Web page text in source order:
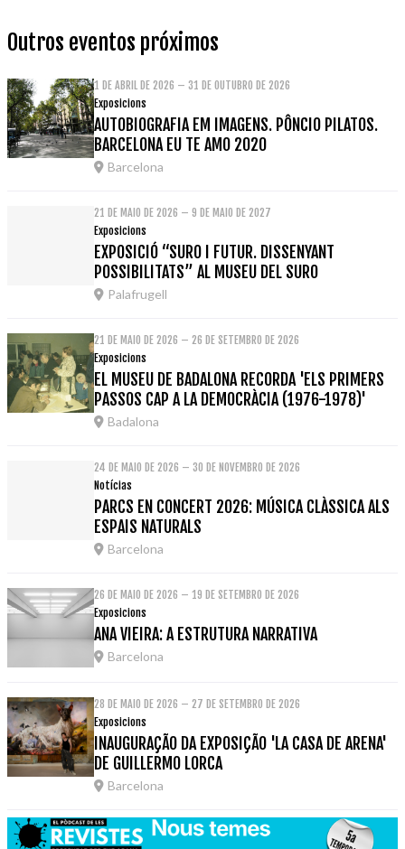
Outros eventos próximos
1 DE ABRIL DE 2026 – 31 DE OUTUBRO DE 2026
Exposicions
AUTOBIOGRAFIA EM IMAGENS. PÔNCIO PILATOS.
BARCELONA EU TE AMO 2020
Barcelona
21 DE MAIO DE 2026 – 9 DE MAIO DE 2027
Exposicions
EXPOSICIÓ “SURO I FUTUR. DISSENYANT
POSSIBILITATS” AL MUSEU DEL SURO
Palafrugell
21 DE MAIO DE 2026 – 26 DE SETEMBRO DE 2026
Exposicions
EL MUSEU DE BADALONA RECORDA 'ELS PRIMERS
PASSOS CAP A LA DEMOCRÀCIA (1976-1978)'
Badalona
24 DE MAIO DE 2026 – 30 DE NOVEMBRO DE 2026
Notícias
PARCS EN CONCERT 2026: MÚSICA CLÀSSICA ALS
ESPAIS NATURALS
Barcelona
26 DE MAIO DE 2026 – 19 DE SETEMBRO DE 2026
Exposicions
ANA VIEIRA: A ESTRUTURA NARRATIVA
Barcelona
28 DE MAIO DE 2026 – 27 DE SETEMBRO DE 2026
Exposicions
INAUGURAÇÃO DA EXPOSIÇÃO 'LA CASA DE ARENA'
DE GUILLERMO LORCA
Barcelona